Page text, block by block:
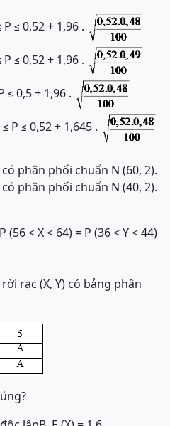
P ≤ 0,52 + 1,96 .
P ≤ 0,52 + 1,96 .
≤ 0,5 + 1,96 .
≤ P ≤ 0,52 + 1,645 .
phân phối chuẩn N (60, 2).
phân phối chuẩn N (40, 2).
(56 < X < 64) = P (36 < Y < 44)
rạc (X, Y) có bảng phân